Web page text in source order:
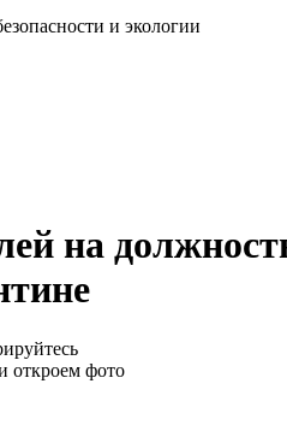
и экологии
на
откроем фото